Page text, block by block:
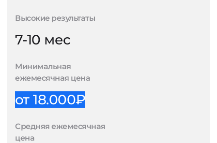
Высокие результаты
7-10 мес
Минимальная
ежемесячная цена
от 18.000₽
Средняя ежемесячная
цена